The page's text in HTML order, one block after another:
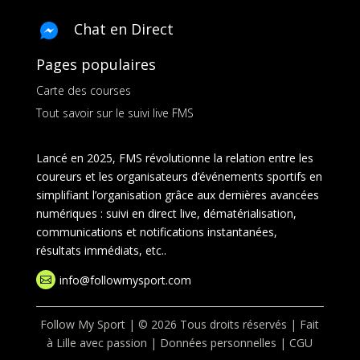
Chat en Direct
Pages populaires
Carte des courses
Tout savoir sur le suivi live FMS
Lancé en 2025, FMS révolutionne la relation entre les
coureurs et les organisateurs d’événements sportifs en
simplifiant l’organisation grâce aux dernières avancées
numériques : suivi en direct live, dématérialisation,
communications et notifications instantanées,
résultats immédiats, etc..
 info@followmysport.com
Follow My Sport | © 2026 Tous droits réservés | Fait
à Lille avec passion | Données personnelles |CGU